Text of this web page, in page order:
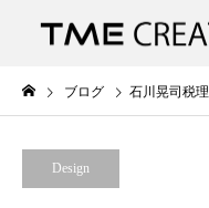
ブログ 石川晃司税
Design